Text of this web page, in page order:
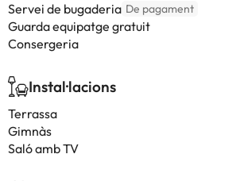
Servei de bugaderia De pagament
Guarda equipatge gratuit
Consergeria
Instal·lacions
Terrassa
Gimnàs
Saló amb TV